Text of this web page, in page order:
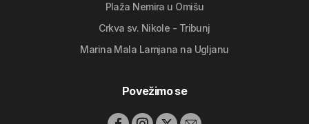
Plaža Nemira u Omišu
Crkva sv. Nikole - Tribunj
Marina Mala Lamjana na Ugljanu
Povežimo se